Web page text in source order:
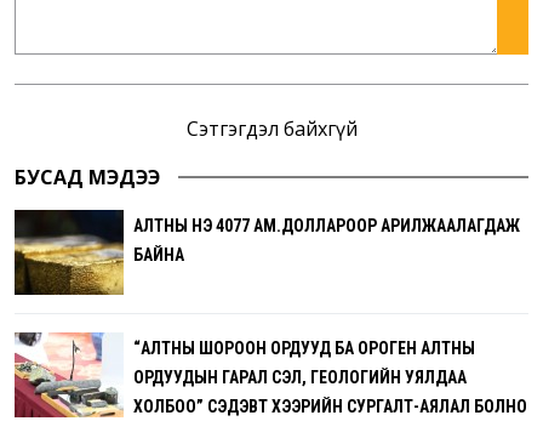
Сэтгэгдэл байхгүй
БУСАД МЭДЭЭ
АЛТНЫ ҮНЭ 4077 АМ.ДОЛЛАРООР АРИЛЖААЛАГДАЖ
БАЙНА
“АЛТНЫ ШОРООН ОРДУУД БА ОРОГЕН АЛТНЫ
ОРДУУДЫН ГАРАЛ ҮҮСЭЛ, ГЕОЛОГИЙН УЯЛДАА
ХОЛБОО” СЭДЭВТ ХЭЭРИЙН СУРГАЛТ-АЯЛАЛ БОЛНО